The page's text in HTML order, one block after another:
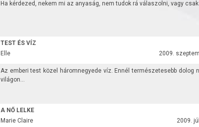
Ha kérdezed, nekem mi az anyaság, nem tudok rá válaszolni, vagy
TEST ÉS VÍZ
Elle
2009.
Az emberi test közel háromnegyede víz. Ennél természetesebb dolog
világon...
A NŐ LELKE
Marie Claire
2009.